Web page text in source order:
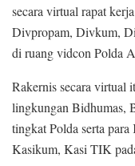
secara virtual rapat
Divpropam, Divkum,
di ruang vidcon Polda
Rakernis secara virtual
lingkungan Bidhumas,
tingkat Polda serta
Kasikum, Kasi TIK